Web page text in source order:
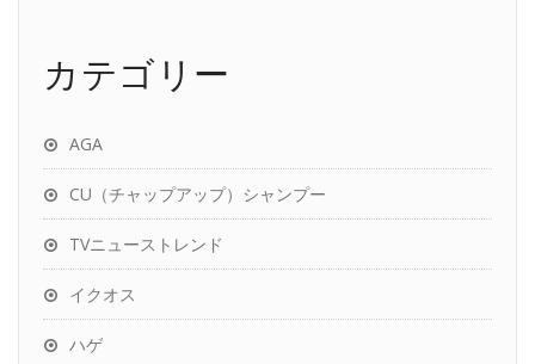
カテゴリー
AGA
CU（チャップアップ）シャンプー
TVニューストレンド
イクオス
ハゲ